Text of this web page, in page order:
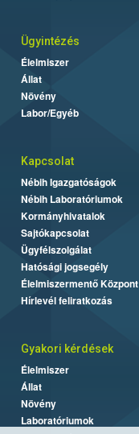
Ügyintézés
Élelmiszer
Állat
Növény
Labor/Egyéb
Kapcsolat
Nébih Igazgatóságok
Nébih Laboratóriumok
Kormányhivatalok
Sajtókapcsolat
Ügyfélszolgálat
Hatósági jogsegély
Élelmiszermentő Központ
Hírlevél feliratkozás
Gyakori kérdések
Élelmiszer
Állat
Növény
Laboratóriumok